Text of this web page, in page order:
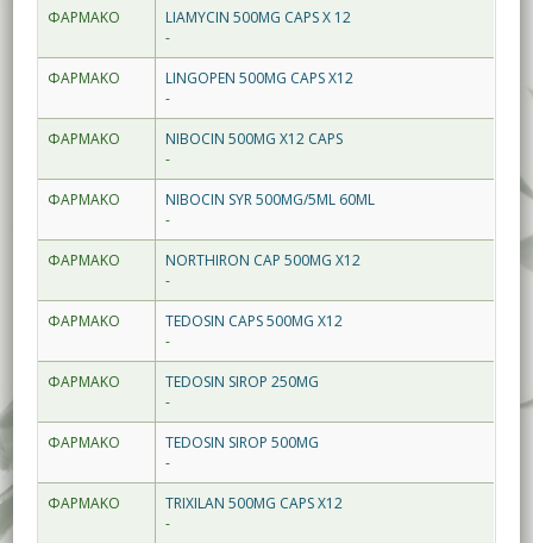
ΦΑΡΜΑΚΟ
LIAMYCIN 500MG CAPS X 12
-
ΦΑΡΜΑΚΟ
LINGOPEN 500MG CAPS X12
-
ΦΑΡΜΑΚΟ
NIBOCIN 500MG X12 CAPS
-
ΦΑΡΜΑΚΟ
NIBOCIN SYR 500MG/5ML 60ML
-
ΦΑΡΜΑΚΟ
NORTHIRON CAP 500MG X12
-
ΦΑΡΜΑΚΟ
TEDOSIN CAPS 500MG X12
-
ΦΑΡΜΑΚΟ
TEDOSIN SIROP 250MG
-
ΦΑΡΜΑΚΟ
TEDOSIN SIROP 500MG
-
ΦΑΡΜΑΚΟ
TRIXILAN 500MG CAPS X12
-